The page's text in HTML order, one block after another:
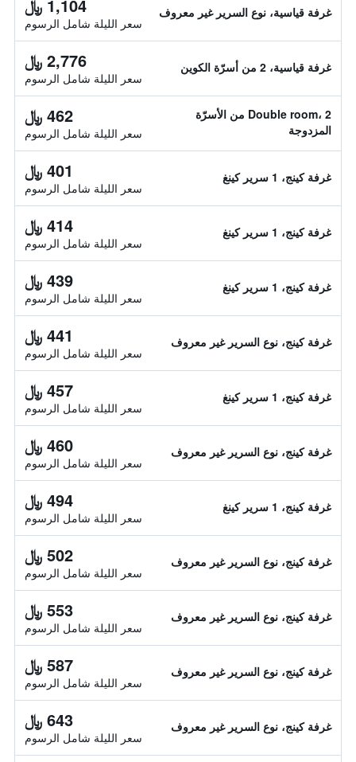
غرفة قياسية، نوع السرير غير معروف 1,104 ﷼
سعر الليلة شامل الرسوم
غرفة قياسية، 2 من أسرّة الكوين 2,776 ﷼
سعر الليلة شامل الرسوم
Double room، 2 من الأسرّة
المزدوجة
462 ﷼
سعر الليلة شامل الرسوم
غرفة كينج، 1 سرير كينغ 401 ﷼
سعر الليلة شامل الرسوم
غرفة كينج، 1 سرير كينغ 414 ﷼
سعر الليلة شامل الرسوم
غرفة كينج، 1 سرير كينغ 439 ﷼
سعر الليلة شامل الرسوم
غرفة كينج، نوع السرير غير معروف 441 ﷼
سعر الليلة شامل الرسوم
غرفة كينج، 1 سرير كينغ 457 ﷼
سعر الليلة شامل الرسوم
غرفة كينج، نوع السرير غير معروف 460 ﷼
سعر الليلة شامل الرسوم
غرفة كينج، 1 سرير كينغ 494 ﷼
سعر الليلة شامل الرسوم
غرفة كينج، نوع السرير غير معروف 502 ﷼
سعر الليلة شامل الرسوم
غرفة كينج، نوع السرير غير معروف 553 ﷼
سعر الليلة شامل الرسوم
غرفة كينج، نوع السرير غير معروف 587 ﷼
سعر الليلة شامل الرسوم
غرفة كينج، نوع السرير غير معروف 643 ﷼
سعر الليلة شامل الرسوم